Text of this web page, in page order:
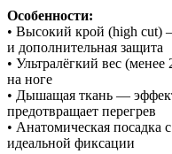
Особенности:
• Высокий крой (high cut)
и дополнительная защита
• Ультралёгкий вес
на ноге
• Дышащая ткань —
предотвращает перегрев
• Анатомическая посадка
идеальной фиксации